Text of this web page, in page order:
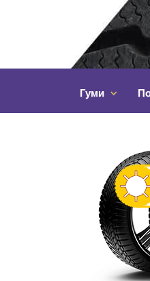
Гуми